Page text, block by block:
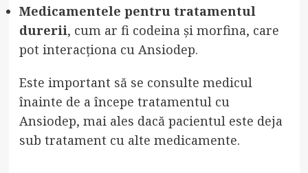
Medicamentele pentru tratamentul
durerii, cum ar fi codeina și morfina, care
pot interacționa cu Ansiodep.
Este important să se consulte medicul
înainte de a începe tratamentul cu
Ansiodep, mai ales dacă pacientul este deja
sub tratament cu alte medicamente.